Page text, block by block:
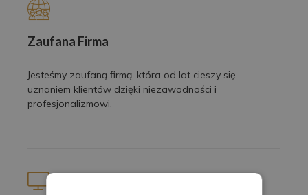
Zaufana Firma
Jesteśmy zaufaną firmą, która od lat cieszy się
uznaniem klientów dzięki niezawodności i
profesjonalizmowi.